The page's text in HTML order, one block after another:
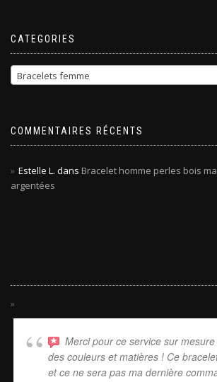
CATEGORIES
Bracelets femme
COMMENTAIRES RÉCENTS
Estelle L. dans Bracelet homme perles bois
argentées
Merci pour ce service sur
des couleurs et matières ! Ce
et ce ne sera pas ma dernière